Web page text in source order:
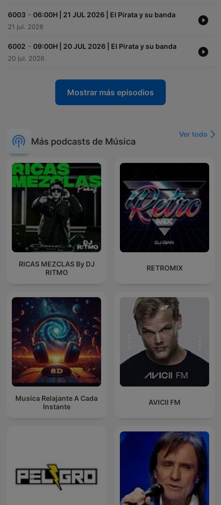
6003 - 06:00H | 21 JUL 2026 | El Pirata y su banda
21 jul. 2026
6002 - 09:00H | 20 JUL 2026 | El Pirata y su banda
20 jul. 2026
Mostrar más episodios
Más podcasts de Música
Ver todo
RICAS MEZCLAS By DJ
RITMO
RETROMIX
Musica Relajante A Cada
Instante
AVICII FM